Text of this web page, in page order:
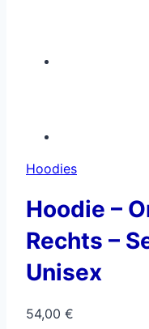
Hoodies
Hoodie –
Rechts –
Unisex
54,00 €